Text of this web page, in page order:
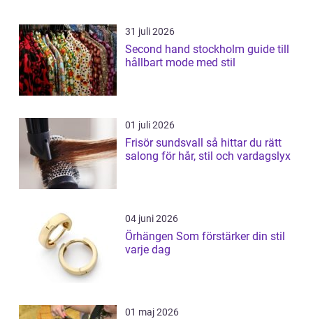
31 juli 2026
Second hand stockholm guide till
hållbart mode med stil
01 juli 2026
Frisör sundsvall så hittar du rätt
salong för hår, stil och vardagslyx
04 juni 2026
Örhängen Som förstärker din stil
varje dag
01 maj 2026